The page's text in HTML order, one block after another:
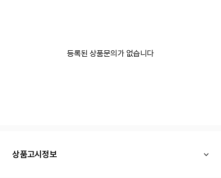
등록된 상품문의가 없습니다
상품고시정보